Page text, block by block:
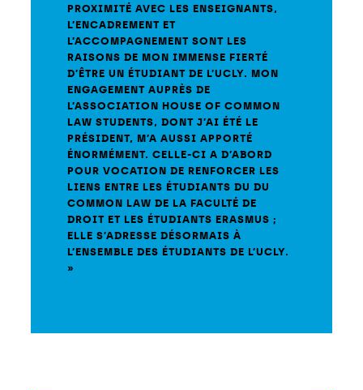
PROXIMITÉ AVEC LES ENSEIGNANTS,
L’ENCADREMENT ET
L’ACCOMPAGNEMENT SONT LES
RAISONS DE MON IMMENSE FIERTÉ
D’ÊTRE UN ÉTUDIANT DE L’UCLY. MON
ENGAGEMENT AUPRÈS DE
L’ASSOCIATION HOUSE OF COMMON
LAW STUDENTS, DONT J’AI ÉTÉ LE
PRÉSIDENT, M’A AUSSI APPORTÉ
ÉNORMÉMENT. CELLE-CI A D’ABORD
POUR VOCATION DE RENFORCER LES
LIENS ENTRE LES ÉTUDIANTS DU DU
COMMON LAW DE LA FACULTÉ DE
DROIT ET LES ÉTUDIANTS ERASMUS ;
ELLE S’ADRESSE DÉSORMAIS À
L’ENSEMBLE DES ÉTUDIANTS DE L’UCLY.
»